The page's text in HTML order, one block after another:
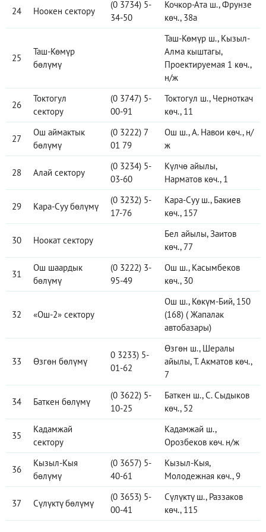
24 Ноокен сектору
(0 3734) 5-
34-50
Кочкор-Ата ш., Фрунзе
көч., 38а
25
Таш-Көмүр
бөлүмү
Таш-Көмүр ш., Кызыл-
Алма кыштагы,
Проектируемая 1 көч.,
н/ж
26
Токтогул
сектору
(0 3747) 5-
00-91
Токтогул ш., Черноткач
көч., 11
27
Ош аймактык
бөлүмү
(0 3222) 7
01 79
Ош ш., А. Навои көч., н/
ж
28 Алай сектору
(0 3234) 5-
03-60
Күлчө айылы,
Нарматов көч., 1
29 Кара-Суу бөлүмү
(0 3232) 5-
17-76
Кара-Суу ш., Бакиев
көч., 157
30 Ноокат сектору
Бел айылы, Заитов
көч., 77
31
Ош шаардык
бөлүмү
(0 3222) 3-
95-49
Ош ш., Касымбеков
көч., 30
32 «Ош-2» сектору
Ош ш., Көкүм-Бий, 150
(168) ( Жапалак
автобазары)
33 Өзгөн бөлүмү
0 3233) 5-
01-62
Өзгөн ш., Шералы
айылы, Т. Акматов көч.,
7
34 Баткен бөлүмү
(0 3622) 5-
10-25
Баткен ш., C. Сыдыков
көч., 52
35
Кадамжай
сектору
Кадамжай ш.,
Орозбеков көч. н/ж
36
Кызыл-Кыя
бөлүмү
(0 3657) 5-
40-61
Кызыл-Кыя,
Молодежная көч., 9
37 Сүлүктү бөлүмү
(0 3653) 5-
00-41
Сүлүктү ш., Раззаков
көч., 115